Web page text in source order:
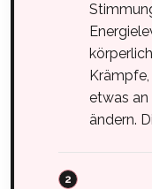
etwas an
ändern.